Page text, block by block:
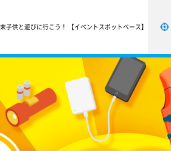
子供と遊びに行こう！ 【イベントスポットベース】